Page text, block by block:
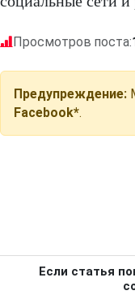
Просмотров поста:
Предупреждение:
Facebook*.
Если статья